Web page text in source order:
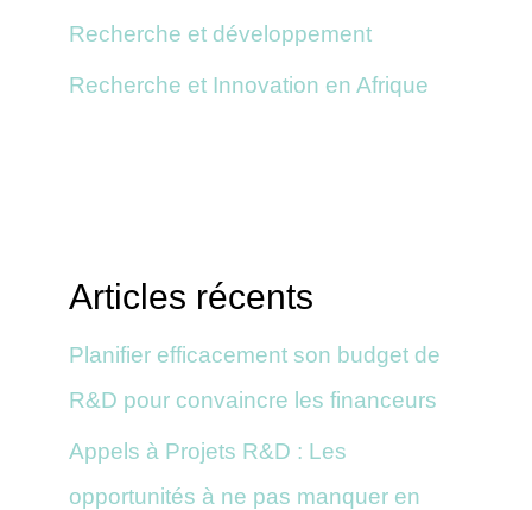
Recherche et développement
Recherche et Innovation en Afrique
Articles récents
Planifier efficacement son budget de
R&D pour convaincre les financeurs
Appels à Projets R&D : Les
opportunités à ne pas manquer en